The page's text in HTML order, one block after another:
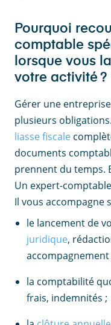
Pourquoi
comptable
lorsque vous
votre activité ?
Gérer une
plusieurs
liasse fiscale
documents
prennent du temps.
Un expert-
Il vous accompagne
le lancement de
juridique,
la comptabilité
frais, indemnités ;